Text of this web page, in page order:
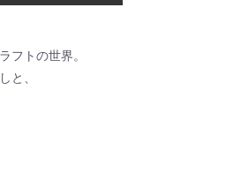
フトの世界。
と、